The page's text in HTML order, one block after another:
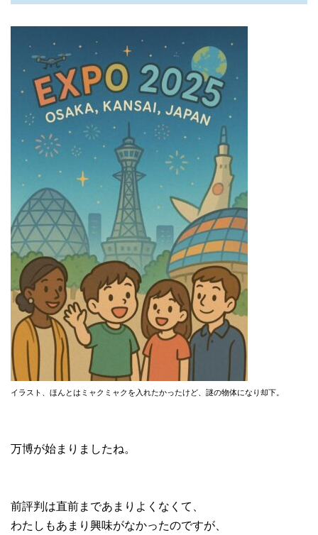
イラスト、ほんとはミャクミャクを入れたかったけど、謎の物体になり却下。
万博が始まりましたね。
前評判は直前まであまりよくなくて、
わたしもあまり興味がなかったのですが、